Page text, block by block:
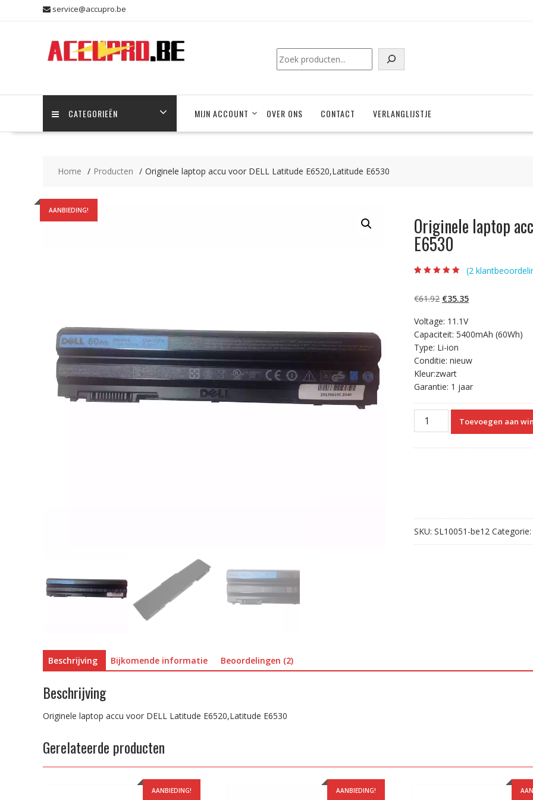
service@accupro.be
Zoeken
CATEGORIEËN MIJN ACCOUNT OVER ONS CONTACT VERLANGLIJSTJE
Home Producten Originele laptop accu voor DELL Latitude E6520,Latitude E6530
AANBIEDING!
Originele laptop
E6530
gebaseerd op
klantbeoordelinge
(2
€61.92 Oorspronkelijke
was:
€61.92.
€35.35Huidige
€35.35.
Voltage: 11.1V
Capaciteit: 5400mAh (60Wh)
Type: Li-ion
Conditie: nieuw
Kleur:zwart
Garantie: 1 jaar
Originele
laptop
aantal
Toevoegen aan
SKU: SL10051-be12 Categorie:
Beschrijving Bijkomende informatie Beoordelingen (2)
Beschrijving
Originele laptop accu voor DELL Latitude E6520,Latitude E6530
Gerelateerde producten
AANBIEDING! AANBIEDING!